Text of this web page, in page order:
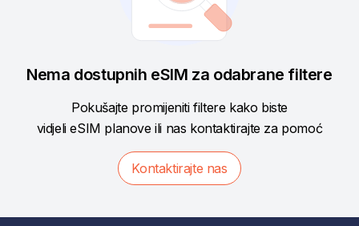
Nema dostupnih eSIM za odabrane filtere
Pokušajte promijeniti filtere kako biste
vidjeli eSIM planove ili nas kontaktirajte za pomoć
Kontaktirajte nas